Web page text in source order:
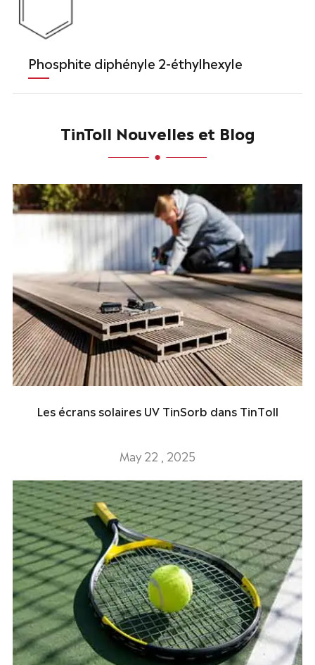
Phosphite diphényle 2-éthylhexyle
TinToll Nouvelles et Blog
Les écrans solaires UV TinSorb dans TinToll
May 22 , 2025